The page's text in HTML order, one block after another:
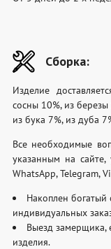
Сборка:
Изделие
сосны 10%, из
из бука 7%, из дуба
Все необходимые
указанным на
WhatsApp, Telegram,
Накоплен
индивидуальных
Выезд замерщика,
изделия.